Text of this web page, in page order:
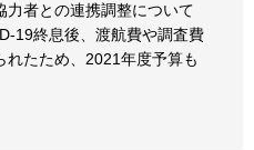
力者との連携調整について
19終息後、渡航費や調査費
たため、2021年度予算も